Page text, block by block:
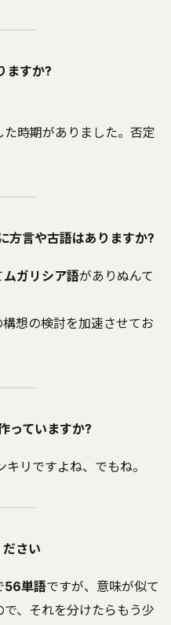
ますか?
時期がありました。否定
方言や古語はありますか?
ムガリシア語がありぬんて
構想の検討を加速させてお
っていますか?
リですよね、でもね。
さい
56単語ですが、意味が似て
、それを分けたらもう少